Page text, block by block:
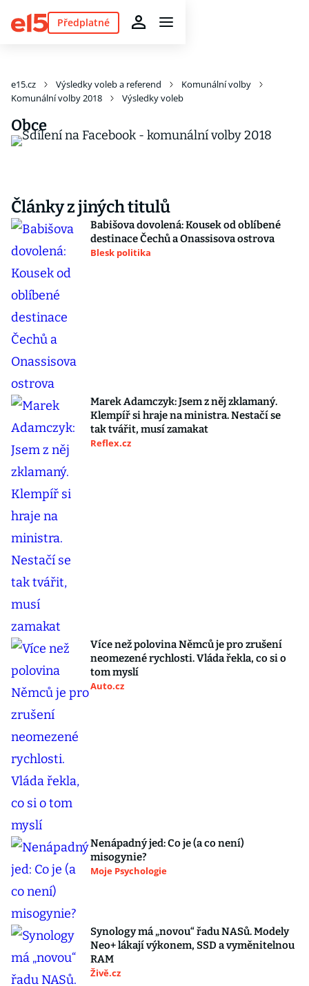
Předplatné
e15.cz Výsledky voleb a referend
Komunální volby
Komunální volby 2018
Výsledky voleb
Obce
Články z jiných titulů
Babišova dovolená: Kousek od oblíbené
destinace Čechů a Onassisova ostrova
Blesk politika
Marek Adamczyk: Jsem z něj zklamaný.
Klempíř si hraje na ministra. Nestačí se
tak tvářit, musí zamakat
Reflex.cz
Více než polovina Němců je pro zrušení
neomezené rychlosti. Vláda řekla, co si o
tom myslí
Auto.cz
Nenápadný jed: Co je (a co není)
misogynie?
Moje Psychologie
Synology má „novou“ řadu NASů. Modely
Neo+ lákají výkonem, SSD a vyměnitelnou
RAM
Živě.cz